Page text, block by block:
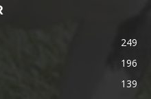
249
196
139